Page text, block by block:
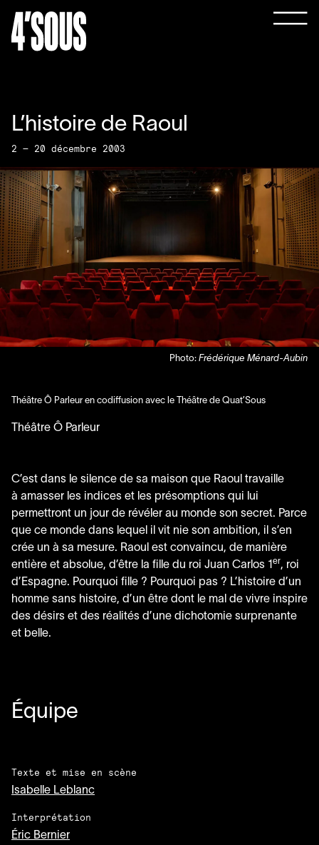
L’histoire de Raoul
2 — 20 décembre 2003
Photo: Frédérique Ménard-Aubin
Théâtre Ô Parleur en codiffusion avec le Théâtre de Quat’Sous
Théâtre Ô Parleur
C’est dans le silence de sa maison que Raoul travaille
à amasser les indices et les présomptions qui lui
permettront un jour de révéler au monde son secret. Parce
que ce monde dans lequel il vit nie son ambition, il s’en
crée un à sa mesure. Raoul est convaincu, de manière
entière et absolue, d’être la fille du roi Juan Carlos
er, roi
d’Espagne. Pourquoi fille ? Pourquoi pas ? L’histoire d’un
homme sans histoire, d’un être dont le mal de vivre inspire
des désirs et des réalités d’une dichotomie surprenante
et belle.
Équipe
Texte et mise en scène
Isabelle Leblanc
Interprétation
Éric Bernier